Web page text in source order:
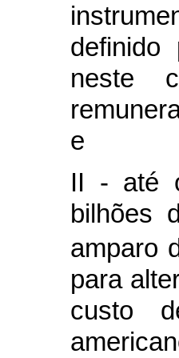
definido
neste
e
II - até
bilhões
amparo
para
custo